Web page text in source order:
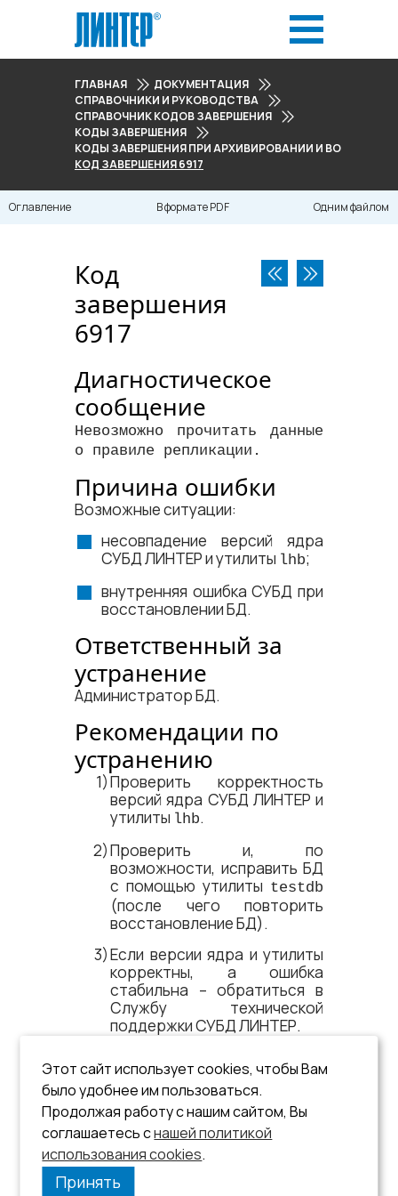
ГЛАВНАЯ
ДОКУМЕНТАЦИЯ
СПРАВОЧНИКИ И РУКОВОДСТВА
СПРАВОЧНИК КОДОВ ЗАВЕРШЕНИЯ
КОДЫ ЗАВЕРШЕНИЯ
КОДЫ ЗАВЕРШЕНИЯ ПРИ АРХИВИРОВАНИИ И
КОД ЗАВЕРШЕНИЯ 6917
Оглавление В формате PDF Одним файлом
Код
завершения
6917
Диагностическое
сообщение
Невозможно прочитать данные
о правиле репликации.
Причина ошибки
Возможные ситуации:
несовпадение версий ядра
СУБД ЛИНТЕР и утилиты lhb;
внутренняя ошибка СУБД при
восстановлении БД.
Ответственный за
устранение
Администратор БД.
Рекомендации по
устранению
Проверить корректность
версий ядра СУБД ЛИНТЕР и
утилиты lhb.
Проверить и, по
возможности, исправить БД
с помощью утилиты testdb
(после чего повторить
восстановление БД).
Если версии ядра и утилиты
корректны, а ошибка
стабильна – обратиться в
Cлужбу технической
поддержки СУБД ЛИНТЕР.
«Архивирование и
восстановление базы
данных»
«Тестирование базы данных»
Этот сайт использует cookies, чтобы Вам
было удобнее им пользоваться.
Продолжая работу с нашим сайтом, Вы
соглашаетесь снашей политикой
использования cookies.
Принять